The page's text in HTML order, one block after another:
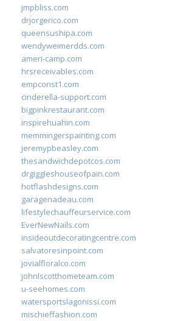
jmpbliss.com
drjorgerico.com
queensushipa.com
wendyweimerdds.com
ameri-camp.com
hrsreceivables.com
empconst1.com
cinderella-support.com
bigpinkrestaurant.com
inspirehuahin.com
memmingerspainting.com
jeremypbeasley.com
thesandwichdepotcos.com
drgiggleshouseofpain.com
hotflashdesigns.com
garagenadeau.com
lifestylechauffeurservice.com
EverNewNails.com
insideoutdecoratingcentre.com
salvatoresinpoint.com
jovialfloralco.com
johnlscotthometeam.com
u-seehomes.com
watersportslagonissi.com
mischieffashion.com